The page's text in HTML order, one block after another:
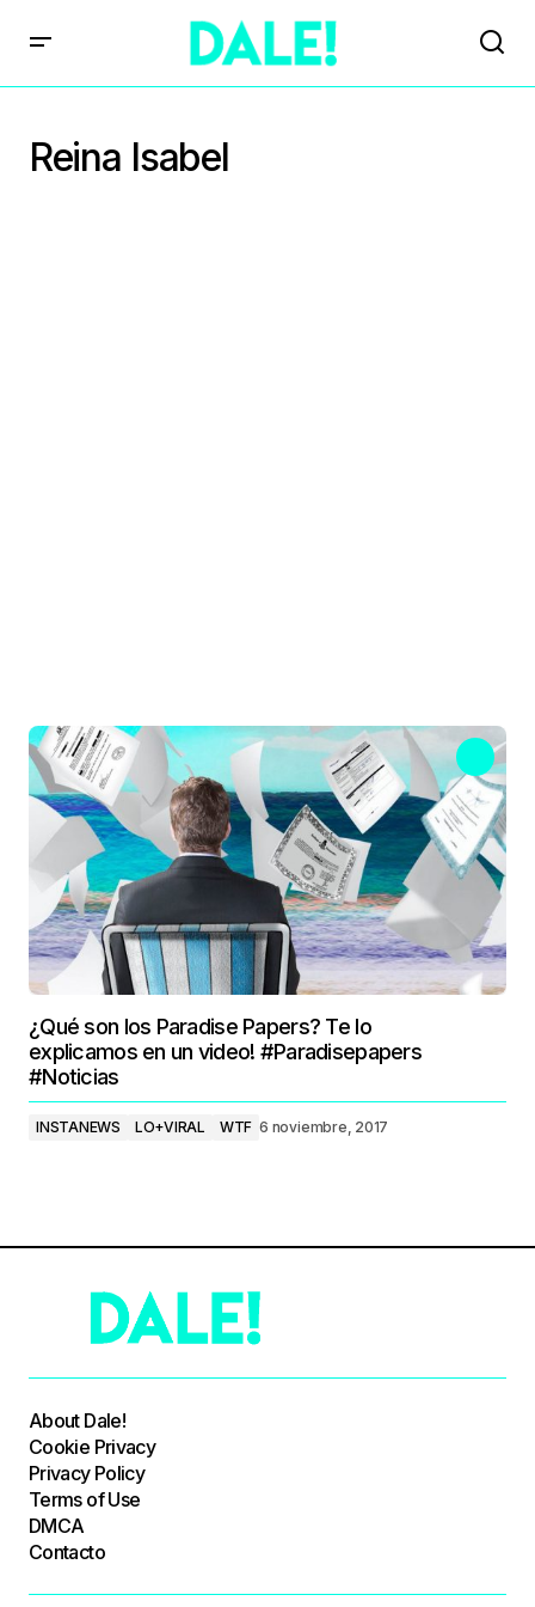
Reina Isabel
¿Qué son los Paradise Papers? Te lo
explicamos en un video! #Paradisepapers
#Noticias
INSTANEWS LO+VIRAL WTF 6 noviembre, 2017
About Dale!
Cookie Privacy
Privacy Policy
Terms of Use
DMCA
Contacto